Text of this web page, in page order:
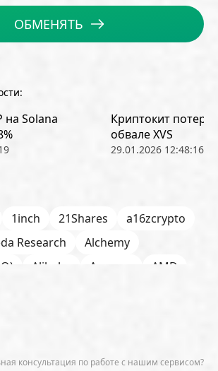
ОБМЕНЯТЬ
Solana
Криптокит
обвале XVS
29.01.2026 12:48:16
1inch 21Shares
a16zcrypto
Research
Alchemy
Alibaba Amazon
AMD
Bitcoin Core Bitcoin Pizza Day
консультация по работе с нашим сервисом?